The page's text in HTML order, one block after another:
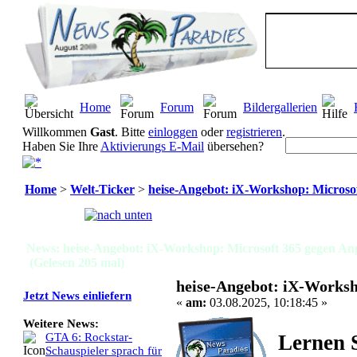
Home Forum Bildergallerien
Willkommen Gast. Bitte einloggen oderregistrieren.
Haben Sie Ihre Aktivierungs E-Mail übersehen?
Home > Welt-Ticker > heise-Angebot: iX-Workshop:
News: heise-Angebot: iX-Workshop: Microsoft 365 gegen
(Gelesen 205 mal)
Jetzt News einliefern
Weitere News:
GTA 6: Rockstar-
Schauspieler sprach für
heise-Angebot: iX-
« am: 03.08.2025, 10:18:45 »
Lernen